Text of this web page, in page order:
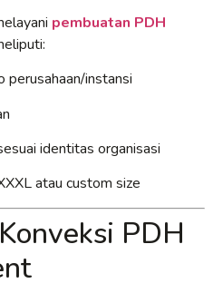
pembuatan PDH
instansi
identitas organisasi
atau custom size
PDH